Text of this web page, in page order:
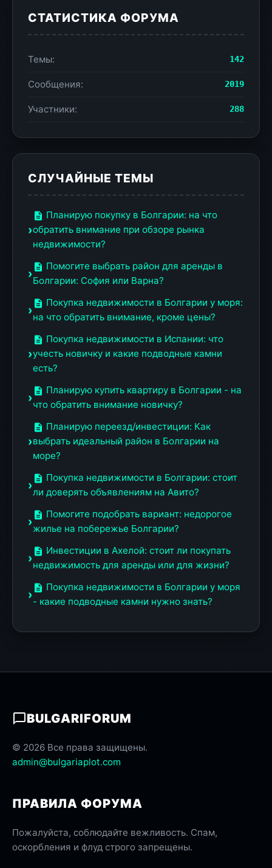
СТАТИСТИКА ФОРУМА
Темы: 142
Сообщения: 2019
Участники: 288
СЛУЧАЙНЫЕ ТЕМЫ
Планирую покупку в Болгарии: на что
обратить внимание при обзоре рынка
недвижимости?
Помогите выбрать район для аренды в
Болгарии: София или Варна?
Покупка недвижимости в Болгарии у моря:
на что обратить внимание, кроме цены?
Покупка недвижимости в Испании: что
учесть новичку и какие подводные камни
есть?
Планирую купить квартиру в Болгарии - на
что обратить внимание новичку?
Планирую переезд/инвестиции: Как
выбрать идеальный район в Болгарии на
море?
Покупка недвижимости в Болгарии: стоит
ли доверять объявлениям на Авито?
Помогите подобрать вариант: недорогое
жилье на побережье Болгарии?
Инвестиции в Ахелой: стоит ли покупать
недвижимость для аренды или для жизни?
Покупка недвижимости в Болгарии у моря
- какие подводные камни нужно знать?
BULGARIFORUM
© 2026 Все права защищены.
admin@bulgariaplot.com
ПРАВИЛА ФОРУМА
Пожалуйста, соблюдайте вежливость. Спам,
оскорбления и флуд строго запрещены.